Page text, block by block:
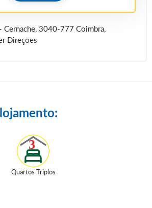
Cernache, 3040-777 Coimbra,
Direções
Quartos Triplos